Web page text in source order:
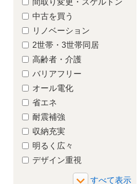
間取り変更・スケルトン
中古を買う
リノベーション
2世帯・3世帯同居
高齢者・介護
バリアフリー
オール電化
省エネ
耐震補強
収納充実
明るく広々
デザイン重視
増築・減築